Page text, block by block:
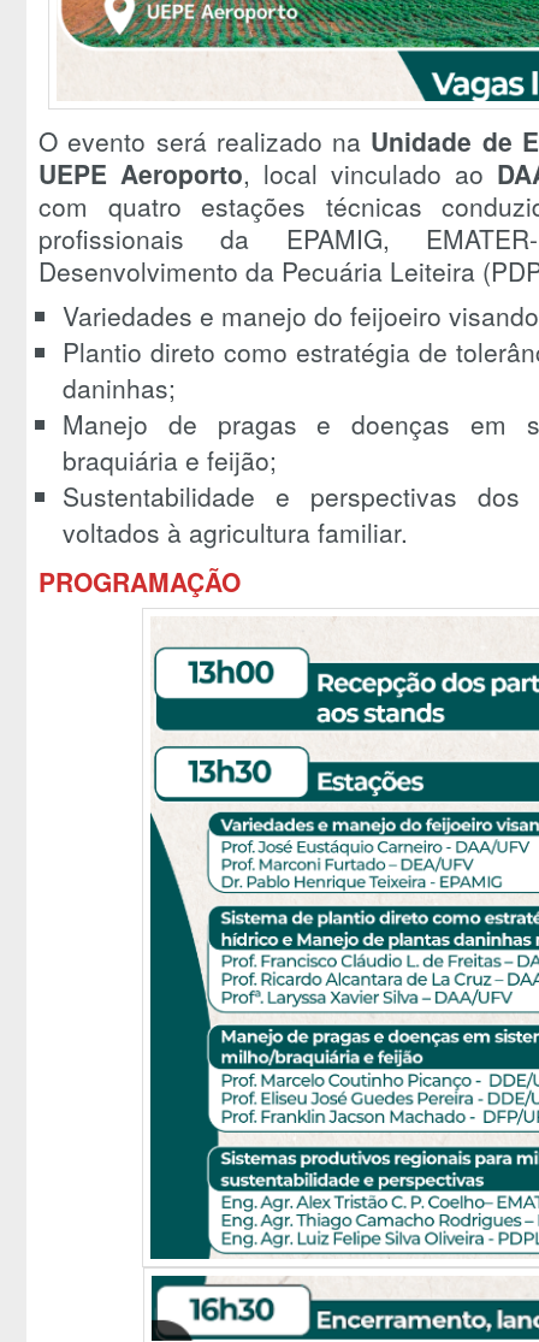
O evento será realizado na Unidade de
UEPE Aeroporto, local vinculado ao
com quatro estações técnicas
profissionais da EPAMIG,
Desenvolvimento da Pecuária Leiteira
Variedades e manejo do feijoeiro
Plantio direto como estratégia de
daninhas;
Manejo de pragas e doenças em
braquiária e feijão;
Sustentabilidade e perspectivas
voltados à agricultura familiar.
PROGRAMAÇÃO